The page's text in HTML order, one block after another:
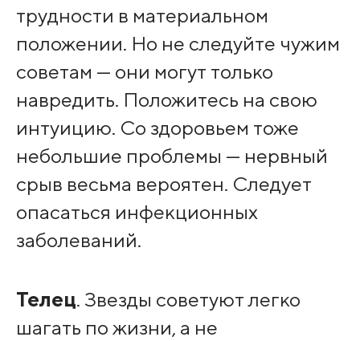
трудности в материальном
положении. Но не следуйте чужим
советам — они могут только
навредить. Положитесь на свою
интуицию. Со здоровьем тоже
небольшие проблемы — нервный
срыв весьма вероятен. Следует
опасаться инфекционных
заболеваний.
Телец. Звезды советуют легко
шагать по жизни, а не